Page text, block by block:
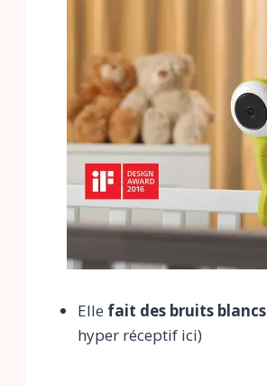
Elle fait des bruits blancs
hyper réceptif ici)